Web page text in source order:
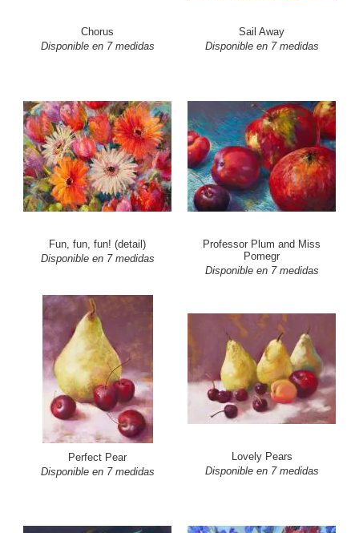
Chorus
Disponible en 7 medidas
Sail Away
Disponible en 7 medidas
Fun, fun, fun! (detail)
Disponible en 7 medidas
Professor Plum and Miss
Pomegr
Disponible en 7 medidas
Perfect Pear
Disponible en 7 medidas
Lovely Pears
Disponible en 7 medidas